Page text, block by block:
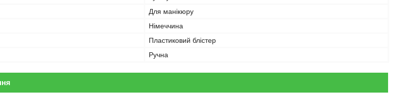
Для манікюру
Німеччина
Пластиковий блістер
Ручна